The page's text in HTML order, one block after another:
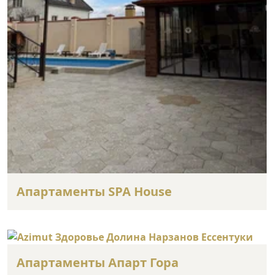
Апартаменты SPA House
Апартаменты Апарт Гора